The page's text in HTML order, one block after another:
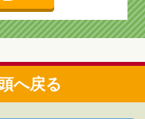
へ戻る